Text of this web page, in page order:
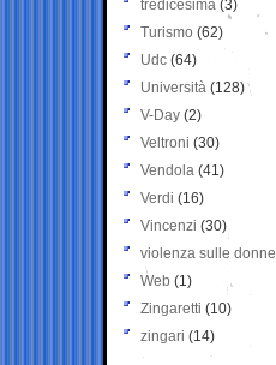
tredicesima (3)
Turismo (62)
Udc (64)
Università (128)
V-Day (2)
Veltroni (30)
Vendola (41)
Verdi (16)
Vincenzi (30)
violenza sulle donne
Web (1)
Zingaretti (10)
zingari (14)